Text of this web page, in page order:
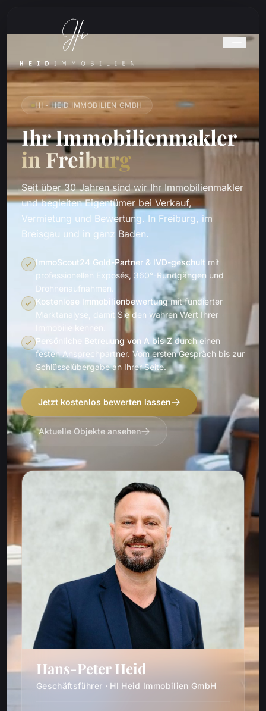
HI - HEID IMMOBILIEN GMBH
Ihr Immobilienmakler
in Freiburg
Seit über 30 Jahren sind wir Ihr Immobilienmakler
und begleiten Eigentümer bei Verkauf,
Vermietung und Bewertung. In Freiburg, im
Breisgau und in ganz Baden.
ImmoScout24 Gold-Partner & IVD-geschult mit
professionellen Exposés, 360°-Rundgängen und
Drohnenaufnahmen.
Kostenlose Immobilienbewertungmit fundierter
Marktanalyse, damit Sie den wahren Wert Ihrer
Immobilie kennen.
Persönliche Betreuung von A bis Z durch einen
festen Ansprechpartner. Vom ersten Gespräch bis zur
Schlüsselübergabe an Ihrer Seite.
Jetzt kostenlos bewerten lassen
Aktuelle Objekte ansehen
Hans-Peter Heid
Geschäftsführer · HI Heid Immobilien GmbH